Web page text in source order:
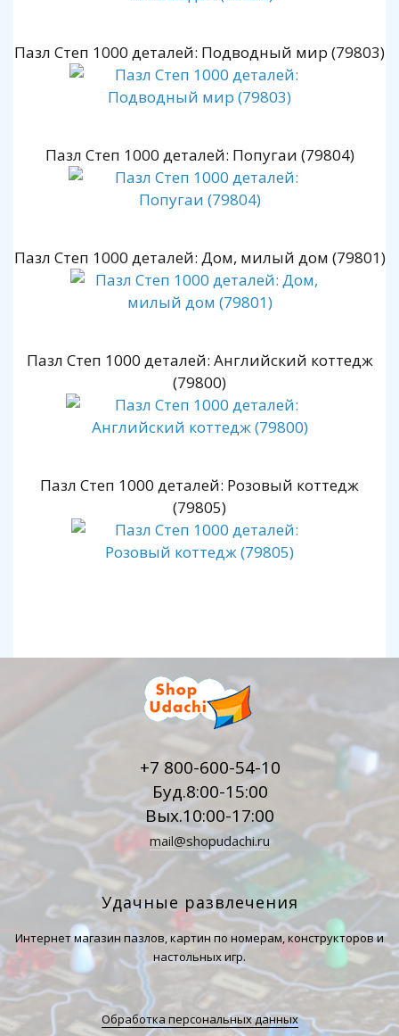
Пазл Степ 1000 деталей: Подводный мир (79803)
Пазл Степ 1000 деталей: Попугаи (79804)
Пазл Степ 1000 деталей: Дом, милый дом (79801)
Пазл Степ 1000 деталей: Английский коттедж
(79800)
Пазл Степ 1000 деталей: Розовый коттедж
(79805)
+7 800-600-54-10
Буд.8:00-15:00
Вых.10:00-17:00
mail@shopudachi.ru
Удачные развлечения
Интернет магазин пазлов, картин по номерам, конструкторов и
настольных игр.
Обработка персональных данных